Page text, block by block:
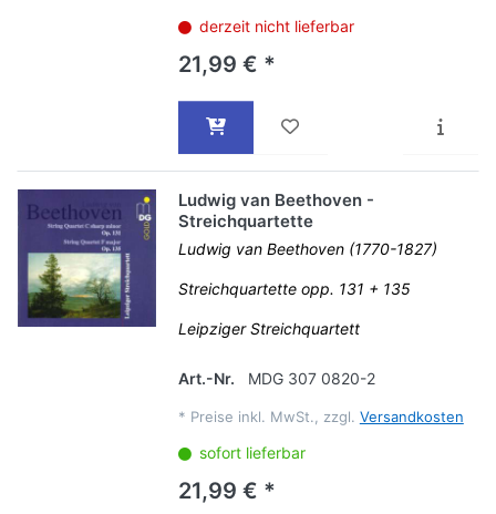
derzeit nicht lieferbar
21,99 € *
Ludwig van Beethoven -
Streichquartette
Ludwig van Beethoven (1770-1827)
Streichquartette opp. 131 + 135
Leipziger Streichquartett
Art.-Nr. MDG 307 0820-2
* Preise inkl. MwSt., zzgl. Versandkosten
sofort lieferbar
21,99 € *